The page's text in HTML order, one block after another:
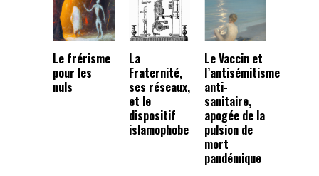
Le frérisme
pour les
nuls
La
Fraternité,
ses réseaux,
et le
dispositif
islamophobe
Le Vaccin et
l’antisémitisme
anti-
sanitaire,
apogée de la
pulsion de
mort
pandémique